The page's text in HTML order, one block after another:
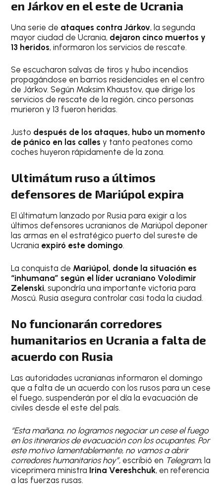
en Járkov en el este de Ucrania
Una serie de ataques contra Járkov, la segunda
mayor ciudad de Ucrania, dejaron cinco muertos y
13 heridos, informaron los servicios de rescate.
Se escucharon salvas de tiros y hubo incendios
propagándose en barrios residenciales en el centro
de Járkov. Según Maksim Khaustov, que dirige los
servicios de rescate de la región, cinco personas
murieron y 13 fueron heridas.
Justo después de los ataques, hubo un momento
de pánico en las callesy tanto peatones como
coches huyeron rápidamente de la zona.
Ultimátum ruso a últimos
defensores de Mariúpol expira
El últimatum lanzado por Rusia para exigir a los
últimos defensores ucranianos de Mariúpol deponer
las armas en el estratégico puerto del sureste de
Ucrania expiró este domingo.
La conquista de Mariúpol, donde la situación es
“inhumana” según el líder ucraniano Volodimir
Zelenski, supondría una importante victoria para
Moscú. Rusia asegura controlar casi toda la ciudad.
No funcionarán corredores
humanitarios en Ucrania a falta de
acuerdo con Rusia
Las autoridades ucranianas informaron el domingo
que a falta de un acuerdo con los rusos para un cese
el fuego, suspenderán por el día la evacuación de
civiles desde el este del país.
“Esta mañana, no logramos negociar un cese el fuego
en los itinerarios de evacuación con los ocupantes. Por
este motivo lamentablemente, no vamos a abrir
corredores humanitarios hoy”, escribió en Telegram, la
viceprimera ministra Irina Vereshchuk, en referencia
a las fuerzas rusas.